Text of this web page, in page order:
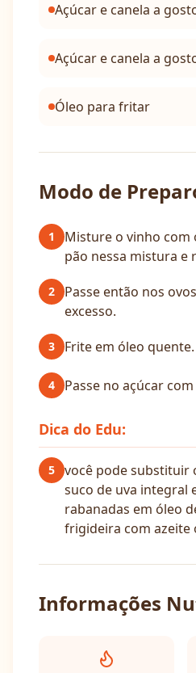
Açúcar e canela a
Açúcar e canela a
Óleo para fritar
Modo de
1
Misture o vinho com
pão nessa mistura e
2
Passe então nos
excesso.
3 Frite em óleo quente.
4 Passe no açúcar
Dica do Edu:
5
você pode substituir
suco de uva integral
rabanadas em óleo
frigideira com azeite
Informações